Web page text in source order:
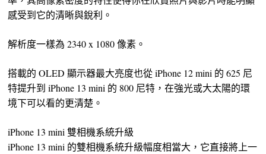
感受到它的清晰與銳利。
解析度一樣為 2340 x 1080 像素。
搭載的 OLED 顯示器最大亮度也從 iPhone 12 mini 的 625 尼
特提升到 iPhone 13 mini 的 800 尼特，在強光或大太陽的環
境下可以看的更清楚。
iPhone 13 mini 雙相機系統升級
iPhone 13 mini 的雙相機系統升級幅度相當大，它直接將上一